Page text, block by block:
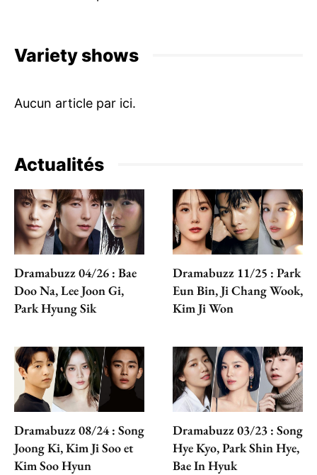
Variety shows
Actualités
Dramabuzz 04/26 : Bae
Doo Na, Lee Joon Gi,
Park Hyung Sik
Dramabuzz 11/25 : Park
Eun Bin, Ji Chang Wook,
Kim Ji Won
Dramabuzz 08/24 : Song
Joong Ki, Kim Ji Soo et
Kim Soo Hyun
Dramabuzz 03/23 : Song
Hye Kyo, Park Shin Hye,
Bae In Hyuk